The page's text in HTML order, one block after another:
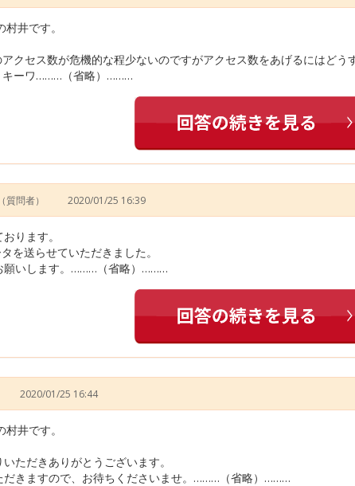
井です。
クセス数が危機的な程少ないのですがアクセス数をあげるにはどう
キーワ………（省略）………
（質問者） 2020/01/25 16:39
ります。
を送らせていただきました。
願いします。………（省略）………
2020/01/25 16:44
井です。
ただきありがとうございます。
だきますので、お待ちくださいませ。………（省略）………